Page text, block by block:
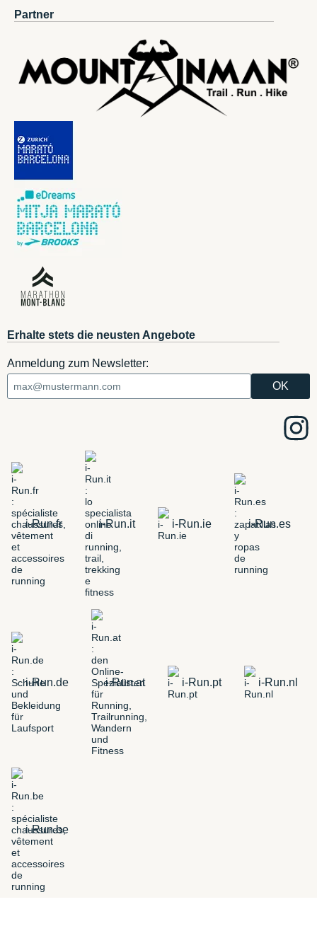
Partner
Erhalte stets die neusten Angebote
Anmeldung zum Newsletter:
i-Run.fr i-Run.it i-Run.ie i-Run.es
i-Run.de i-Run.at i-Run.pt i-Run.nl
i-Run.be